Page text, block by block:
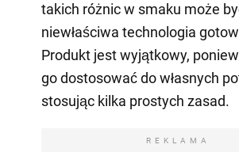
takich różnic w smaku może
niewłaściwa technologia
Produkt jest wyjątkowy,
go dostosować do własnych
stosując kilka prostych zasad.
REKLAMA